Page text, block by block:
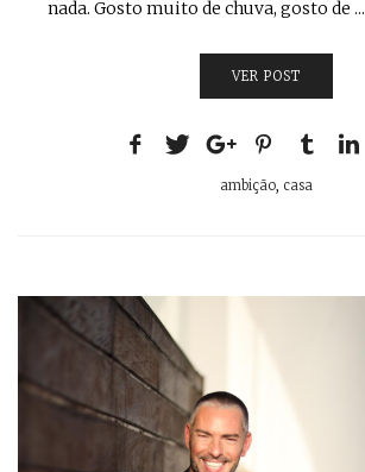
nada. Gosto muito de chuva, gosto de ...
VER POST
ambição, casa